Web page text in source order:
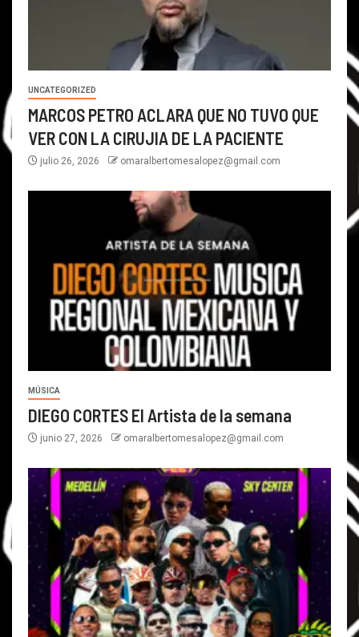
UNCATEGORIZED
MARCOS PETRO ACLARA QUE NO TUVO QUE
VER CON LA CIRUJIA DE LA PACIENTE
julio 26, 2026 omaralbertomesalopez@gmail.com
MÚSICA
DIEGO CORTES El Artista de la semana
junio 27, 2026 omaralbertomesalopez@gmail.com